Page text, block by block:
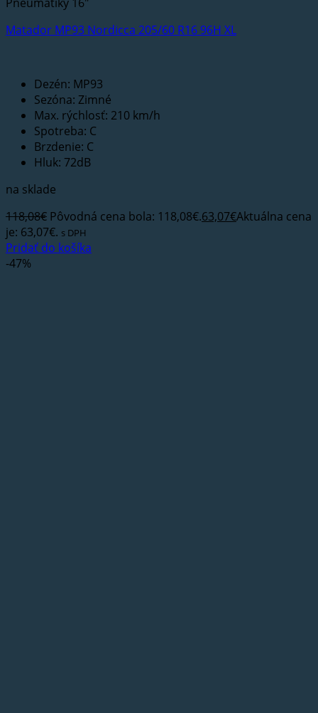
Matador MP93 Nordicca 205/60 R16 96H XL
Dezén: MP93
Sezóna: Zimné
Max. rýchlosť: 210 km/h
Spotreba: C
Brzdenie: C
Hluk: 72dB
na sklade
118,08€ Pôvodná cena bola: 118,08€.63,07€Aktuálna cena
je: 63,07€. s DPH
Pridať do košíka
-47%